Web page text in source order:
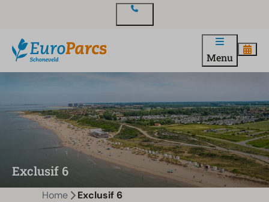
Menu
Exclusif 6
Home Exclusif 6